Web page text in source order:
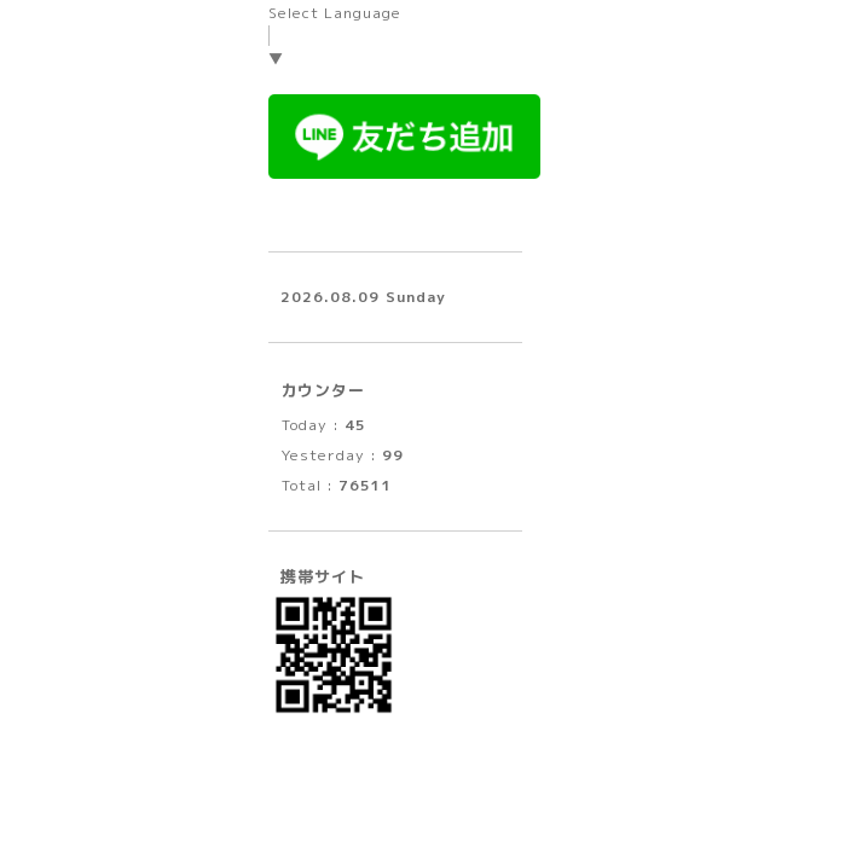
Select Language
▼
2026.08.09 Sunday
カウンター
Today : 45
Yesterday : 99
Total : 76511
携帯サイト